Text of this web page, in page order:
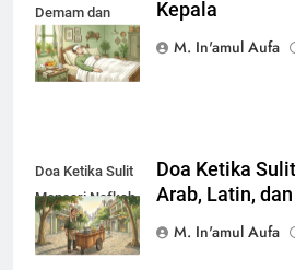
Demam dan
Sakit Kepala
Kepala
M. In'amul Aufa
Doa Ketika Sulit
Mencari Nafkah
Doa Ketika
Arab, Latin,
M. In'amul Aufa